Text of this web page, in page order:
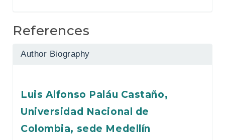
References
Author Biography
Luis Alfonso Paláu Castaño,
Universidad Nacional de
Colombia, sede Medellín